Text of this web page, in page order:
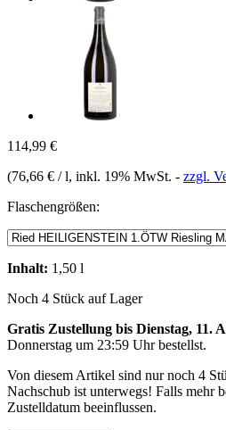
114,99 €
(76,66 € / l, inkl. 19% MwSt. - zzgl.
Flaschengrößen:
Inhalt: 1,50 l
Noch 4 Stück auf Lager
Gratis Zustellung bis Dienstag, 11.
Donnerstag um 23:59 Uhrbestellst.
Von diesem Artikel sind nur noch 4
Nachschub ist unterwegs! Falls mehr
Zustelldatum beeinflussen.